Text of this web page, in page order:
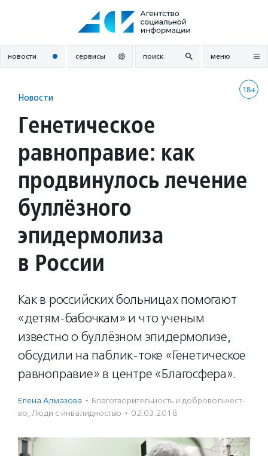
новости сервисы поиск меню
18+
Новости
Генетическое
равноправие: как
продвинулось лечение
буллёзного
эпидермолиза
в России
Как в российских больницах помогают
«детям-бабочкам» и что ученым
известно о буллёзном эпидермолизе,
обсудили на паблик-токе «Генетическое
равноправие» в центре «Благосфера».
Елена Алмазова · Благотвори­тель­ность и доброволь­чест­
во, Люди с инвалидностью · 02.03.2018